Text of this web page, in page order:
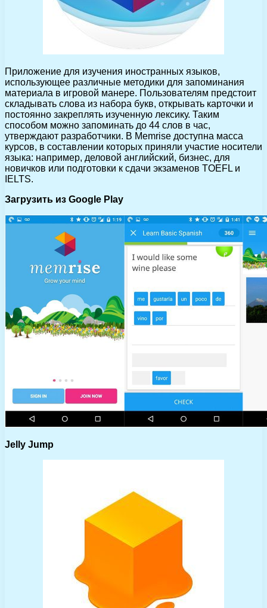
Приложение для изучения иностранных языков,
использующее различные методики для запоминания
материала в игровой манере. Пользователям предстоит
складывать слова из набора букв, открывать карточки и
постоянно закреплять изученную лексику. Таким
способом можно запоминать до 44 слов в час,
утверждают разработчики. В Memrise доступна масса
курсов, в составлении которых приняли участие носители
языка: например, деловой английский, бизнес, для
новичков или подготовки к сдачи экзаменов TOEFL и
IELTS.
Загрузить из Google Play
Jelly Jump